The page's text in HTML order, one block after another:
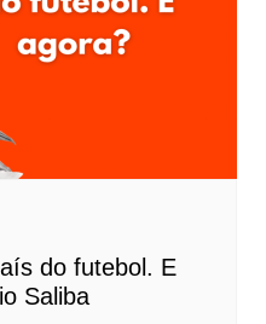
do futebol. E
Saliba